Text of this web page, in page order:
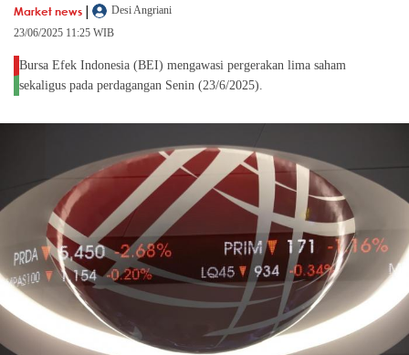
Market news |
Desi Angriani
23/06/2025 11:25 WIB
Bursa Efek Indonesia (BEI) mengawasi pergerakan lima saham
sekaligus pada perdagangan Senin (23/6/2025).